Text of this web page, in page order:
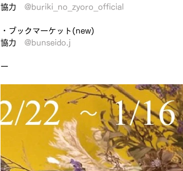
協力 @buriki_no_zyoro_official
・ブックマーケット(new)
協力 @bunseido.j
ー